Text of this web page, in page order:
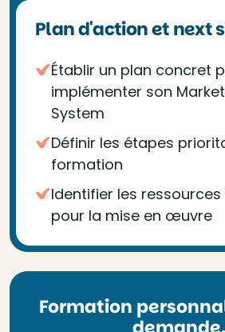
Plan d'action et next
Établir un plan concret
implémenter son
System
Définir les étapes
formation
Identifier les
pour la mise en œuvre
Formation